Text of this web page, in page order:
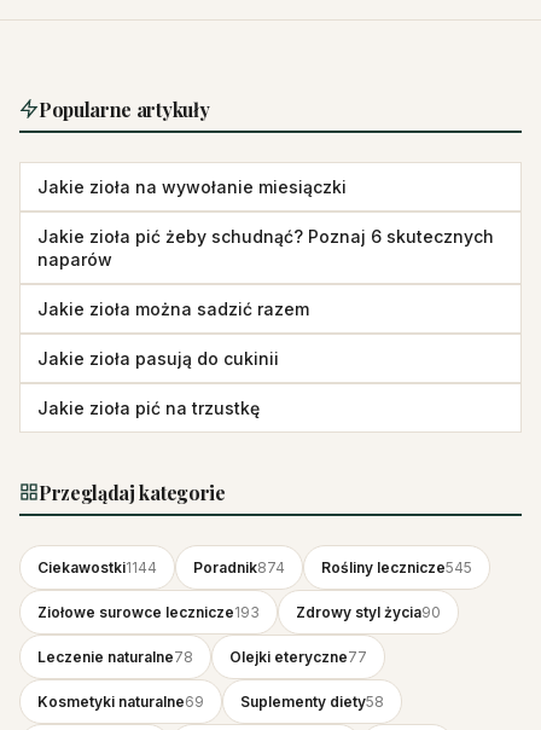
Popularne artykuły
Jakie zioła na wywołanie miesiączki
Jakie zioła pić żeby schudnąć? Poznaj 6 skutecznych
naparów
Jakie zioła można sadzić razem
Jakie zioła pasują do cukinii
Jakie zioła pić na trzustkę
Przeglądaj kategorie
Ciekawostki1144 Poradnik874 Rośliny lecznicze545
Ziołowe surowce lecznicze193 Zdrowy styl życia90
Leczenie naturalne78 Olejki eteryczne77
Kosmetyki naturalne69 Suplementy diety58